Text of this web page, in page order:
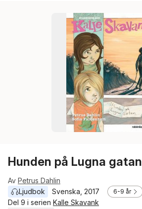
Hunden på Lugna gatan
Av Petrus Dahlin
Ljudbok
Svenska 2017 6-9 år
Del 9 i serien Kalle Skavank